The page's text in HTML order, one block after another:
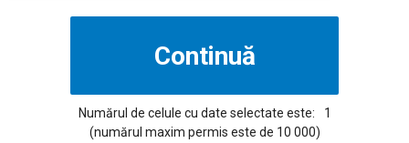
Numărul de celule cu date selectate este:
1
(numărul maxim permis este de 10 000)